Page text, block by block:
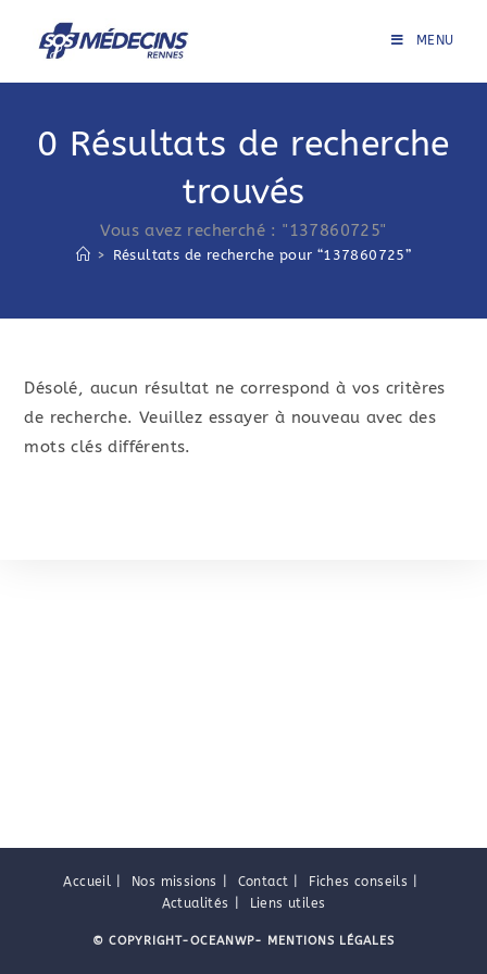
MENU
0 Résultats de recherche
trouvés
Vous avez recherché : "137860725"
> Résultats de recherche pour “137860725”
Désolé, aucun résultat ne correspond à vos critères
de recherche. Veuillez essayer à nouveau avec des
mots clés différents.
Accueil Nos missions Contact
Fiches conseils
Actualités
Liens utiles
© COPYRIGHT-OCEANWP- MENTIONS LÉGALES